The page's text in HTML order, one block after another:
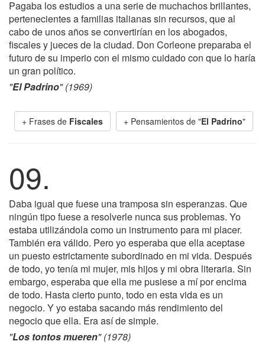
Pagaba los estudios a una serie de muchachos brillantes,
pertenecientes a familias italianas sin recursos, que al
cabo de unos años se convertirían en los abogados,
fiscales y jueces de la ciudad. Don Corleone preparaba el
futuro de su imperio con el mismo cuidado con que lo haría
un gran político.
"El Padrino" (1969)
+ Frases de Fiscales + Pensamientos de "El Padrino"
09.
Daba igual que fuese una tramposa sin esperanzas. Que
ningún tipo fuese a resolverle nunca sus problemas. Yo
estaba utilizándola como un instrumento para mi placer.
También era válido. Pero yo esperaba que ella aceptase
un puesto estrictamente subordinado en mi vida. Después
de todo, yo tenía mi mujer, mis hijos y mi obra literaria. Sin
embargo, esperaba que ella me pusiese a mí por encima
de todo. Hasta cierto punto, todo en esta vida es un
negocio. Y yo estaba sacando más rendimiento del
negocio que ella. Era así de simple.
"Los tontos mueren" (1978)